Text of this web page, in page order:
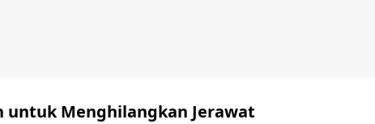
untuk Menghilangkan Jerawat